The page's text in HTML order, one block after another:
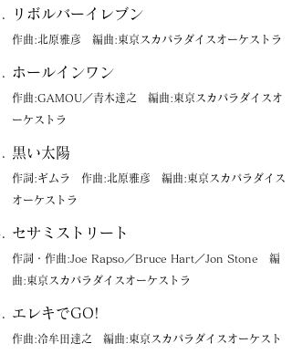
リボルバーイレブン
作曲:北原雅彦 編曲:東京スカパラダイスオーケストラ
ホールインワン
作曲:GAMOU／青木達之 編曲:東京スカパラダイスオ
ーケストラ
黒い太陽
作詞:ギムラ 作曲:北原雅彦 編曲:東京スカパラダイス
オーケストラ
セサミストリート
作詞・作曲:Joe Rapso／Bruce Hart／Jon Stone 編
曲:東京スカパラダイスオーケストラ
エレキでGO!
作曲:冷牟田達之 編曲:東京スカパラダイスオーケスト